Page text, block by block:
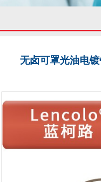
无卤可罩光油电